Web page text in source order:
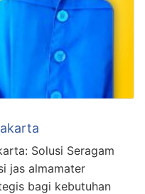
Solusi Seragam
jas almamater
bagi kebutuhan